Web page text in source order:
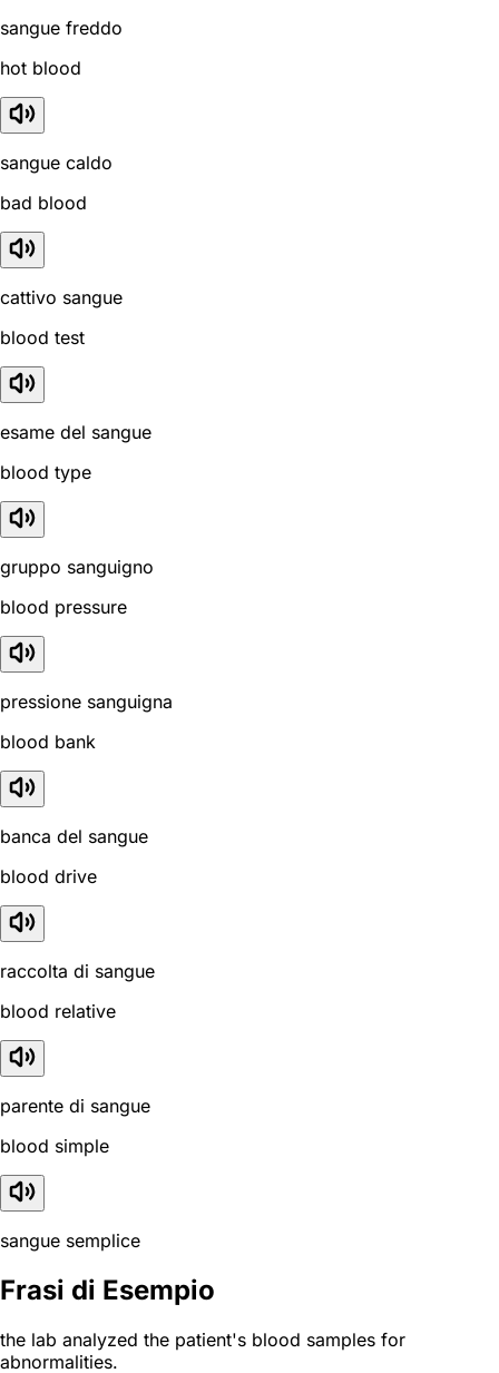
sangue freddo
hot blood
sangue caldo
bad blood
cattivo sangue
blood test
esame del sangue
blood type
gruppo sanguigno
blood pressure
pressione sanguigna
blood bank
banca del sangue
blood drive
raccolta di sangue
blood relative
parente di sangue
blood simple
sangue semplice
Frasi di Esempio
the lab analyzed the patient's blood samples for
abnormalities.